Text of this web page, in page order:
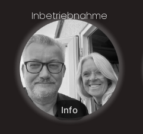
Inbetriebnahme